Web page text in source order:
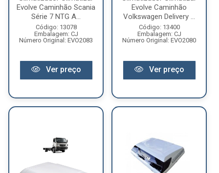
Evolve Caminhão Scania
Série 7 NTG A...
Código: 13078
Embalagem: CJ
Número Original: EVO2083
Ver preço
Evolve Caminhão
Volkswagen Delivery ...
Código: 13400
Embalagem: CJ
Número Original: EVO2080
Ver preço